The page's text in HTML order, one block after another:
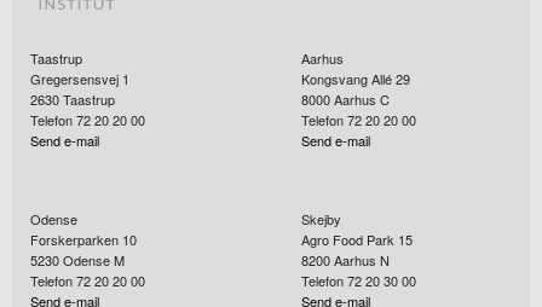
Taastrup
Gregersensvej 1
2630Taastrup
Telefon 72 20 20 00
Send e-mail
Aarhus
Kongsvang Allé 29
8000Aarhus C
Telefon 72 20 20 00
Send e-mail
Odense
Forskerparken 10
5230Odense M
Telefon 72 20 20 00
Send e-mail
Skejby
Agro Food Park 15
8200Aarhus N
Telefon 72 20 30 00
Send e-mail